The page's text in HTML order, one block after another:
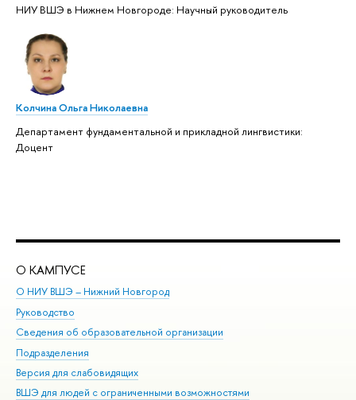
НИУ ВШЭ в Нижнем Новгороде: Научный руководитель
Колчина Ольга Николаевна
Департамент фундаментальной и прикладной лингвистики:
Доцент
О КАМПУСЕ
О НИУ ВШЭ – Нижний Новгород
Руководство
Сведения об образовательной организации
Подразделения
Версия для слабовидящих
ВШЭ для людей с ограниченными возможностями